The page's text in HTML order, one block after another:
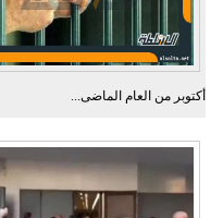
أكتوبر من العام الماضى...